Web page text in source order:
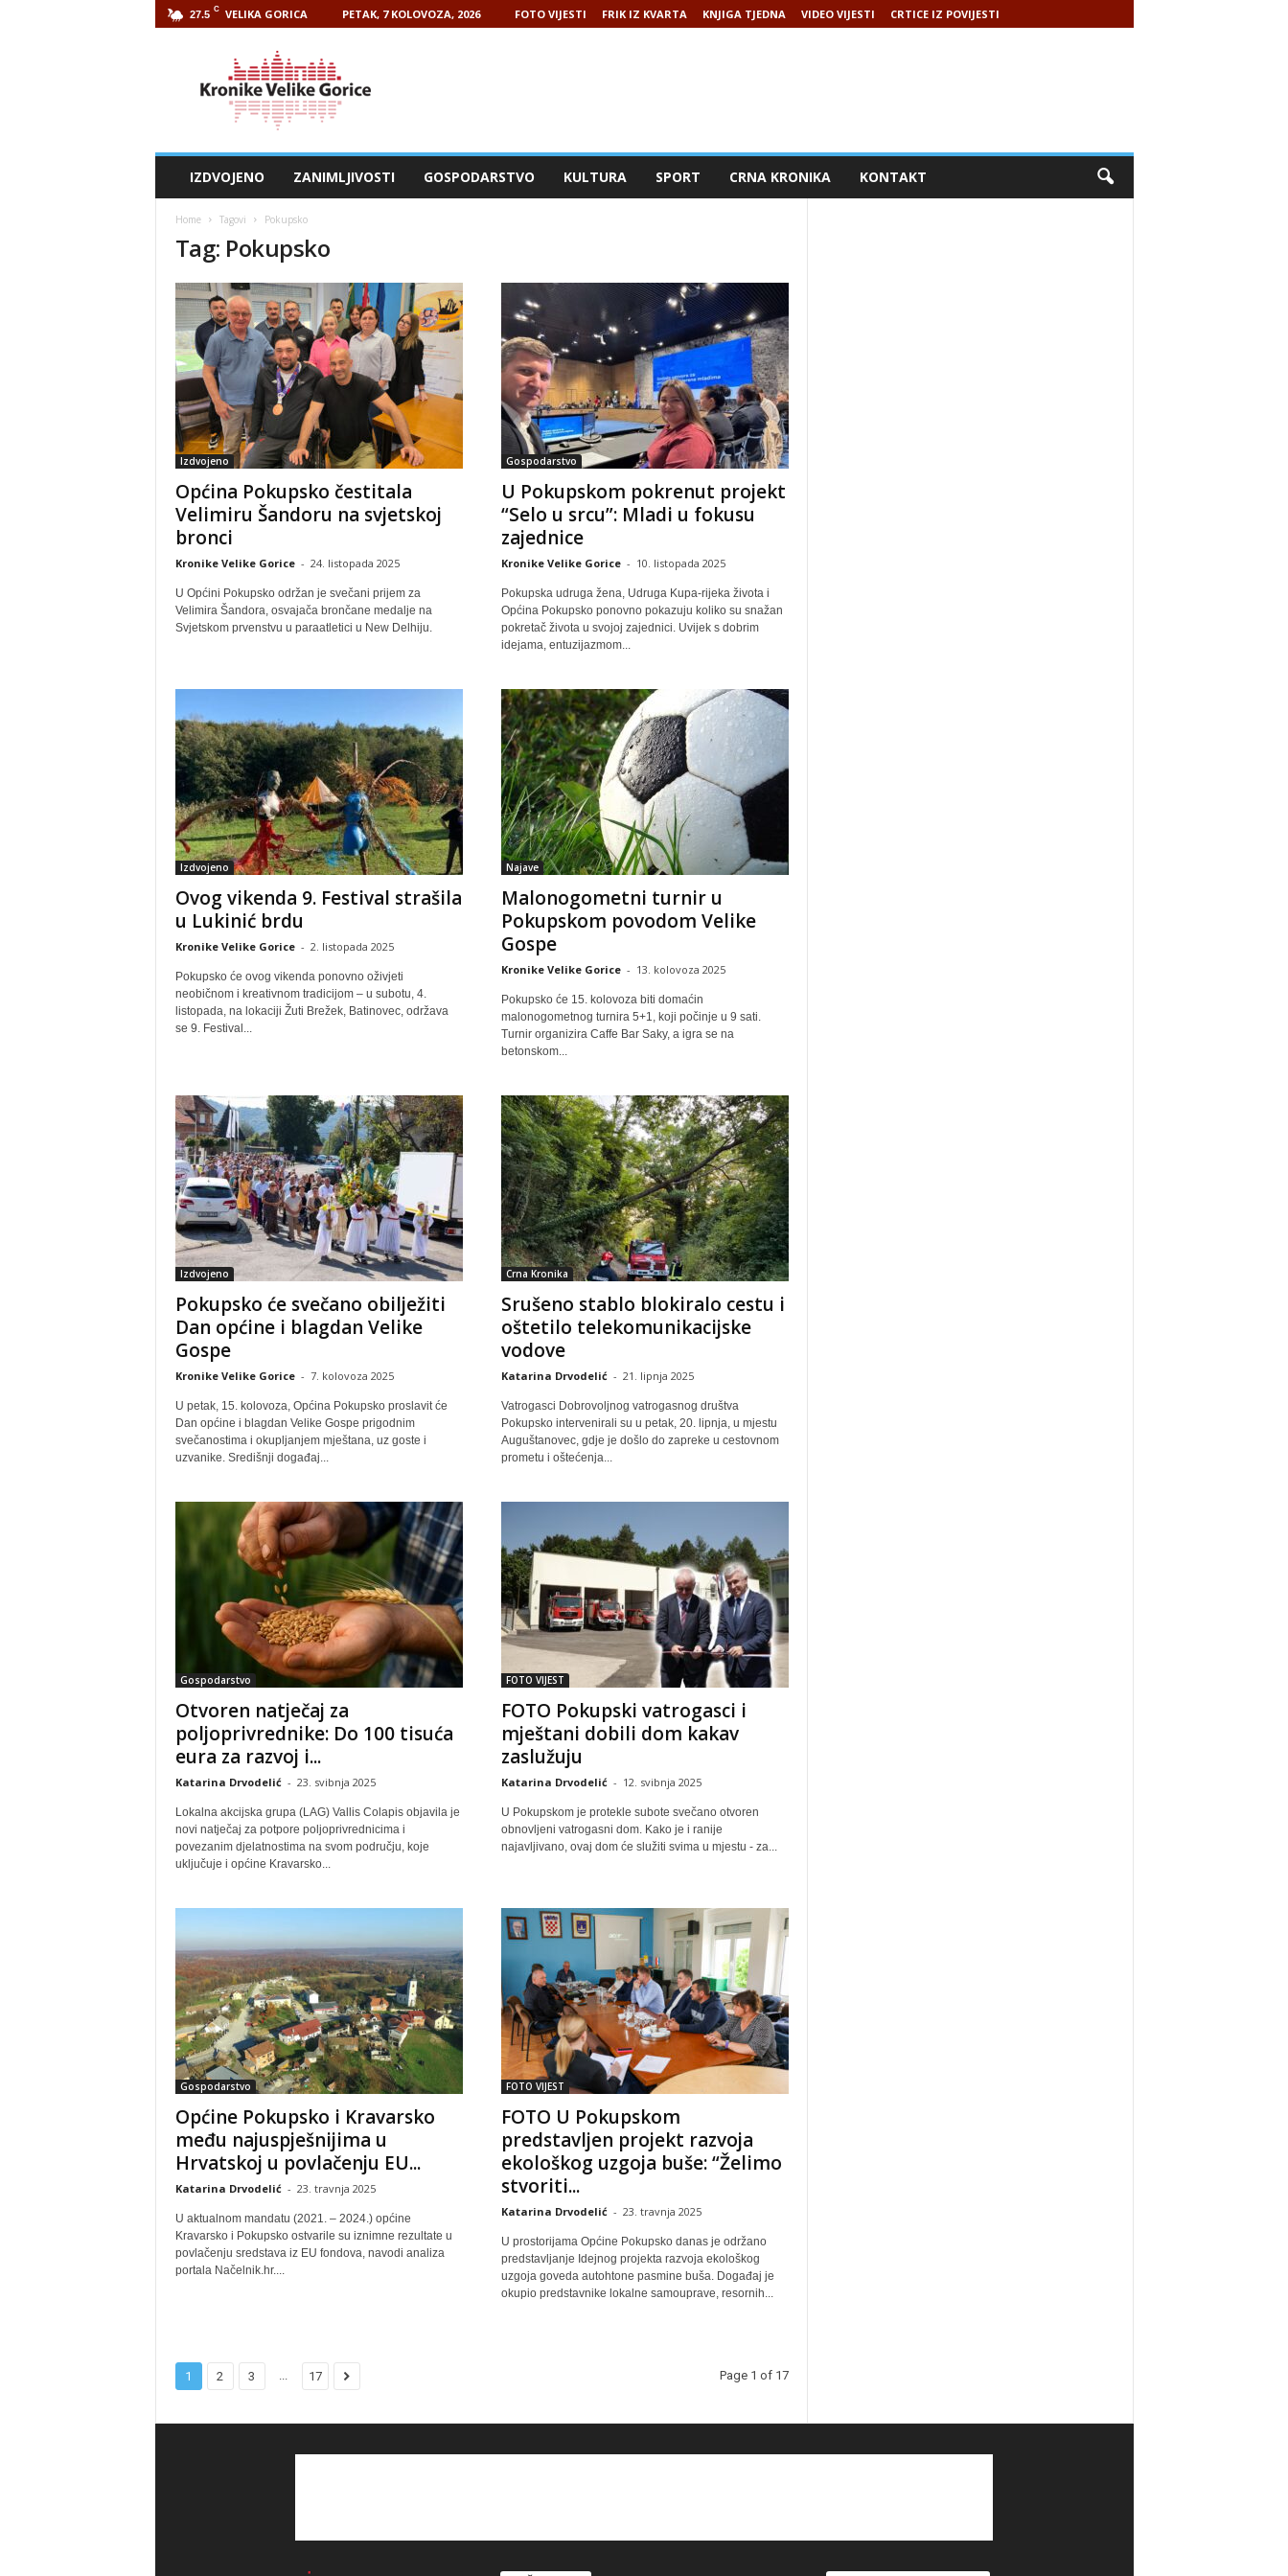
27.5 C VELIKA GORICA PETAK, 7 KOLOVOZA, 2026 FOTO VIJESTI FRIK IZ KVARTA KNJIGA TJEDNA VIDEO VIJESTI CRTICE IZ POVIJESTI
IZDVOJENO ZANIMLJIVOSTI GOSPODARSTVO KULTURA SPORT CRNA KRONIKA KONTAKT
Home Tagovi Pokupsko
Tag: Pokupsko
Izdvojeno
Općina Pokupsko čestitala
Velimiru Šandoru na svjetskoj
bronci
Kronike Velike Gorice - 24. listopada 2025
U Općini Pokupsko održan je svečani prijem za
Velimira Šandora, osvajača brončane medalje na
Svjetskom prvenstvu u paraatletici u New Delhiju.
Gospodarstvo
U Pokupskom pokrenut projekt
“Selo u srcu”: Mladi u fokusu
zajednice
Kronike Velike Gorice - 10. listopada 2025
Pokupska udruga žena, Udruga Kupa-rijeka života i
Općina Pokupsko ponovno pokazuju koliko su snažan
pokretač života u svojoj zajednici. Uvijek s dobrim
idejama, entuzijazmom...
Izdvojeno
Ovog vikenda 9. Festival strašila
u Lukinić brdu
Kronike Velike Gorice - 2. listopada 2025
Pokupsko će ovog vikenda ponovno oživjeti
neobičnom i kreativnom tradicijom – u subotu, 4.
listopada, na lokaciji Žuti Brežek, Batinovec, održava
se 9. Festival...
Najave
Malonogometni turnir u
Pokupskom povodom Velike
Gospe
Kronike Velike Gorice - 13. kolovoza 2025
Pokupsko će 15. kolovoza biti domaćin
malonogometnog turnira 5+1, koji počinje u 9 sati.
Turnir organizira Caffe Bar Saky, a igra se na
betonskom...
Izdvojeno
Pokupsko će svečano obilježiti
Dan općine i blagdan Velike
Gospe
Kronike Velike Gorice - 7. kolovoza 2025
U petak, 15. kolovoza, Općina Pokupsko proslavit će
Dan općine i blagdan Velike Gospe prigodnim
svečanostima i okupljanjem mještana, uz goste i
uzvanike. Središnji događaj...
Crna Kronika
Srušeno stablo blokiralo cestu i
oštetilo telekomunikacijske
vodove
Katarina Drvodelić - 21. lipnja 2025
Vatrogasci Dobrovoljnog vatrogasnog društva
Pokupsko intervenirali su u petak, 20. lipnja, u mjestu
Auguštanovec, gdje je došlo do zapreke u cestovnom
prometu i oštećenja...
Gospodarstvo
Otvoren natječaj za
poljoprivrednike: Do 100 tisuća
eura za razvoj i...
Katarina Drvodelić - 23. svibnja 2025
Lokalna akcijska grupa (LAG) Vallis Colapis objavila je
novi natječaj za potpore poljoprivrednicima i
povezanim djelatnostima na svom području, koje
uključuje i općine Kravarsko...
FOTO VIJEST
FOTO Pokupski vatrogasci i
mještani dobili dom kakav
zaslužuju
Katarina Drvodelić - 12. svibnja 2025
U Pokupskom je protekle subote svečano otvoren
obnovljeni vatrogasni dom. Kako je i ranije
najavljivano, ovaj dom će služiti svima u mjestu - za...
Gospodarstvo
Općine Pokupsko i Kravarsko
među najuspješnijima u
Hrvatskoj u povlačenju EU...
Katarina Drvodelić - 23. travnja 2025
U aktualnom mandatu (2021. – 2024.) općine
Kravarsko i Pokupsko ostvarile su iznimne rezultate u
povlačenju sredstava iz EU fondova, navodi analiza
portala Načelnik.hr....
FOTO VIJEST
FOTO U Pokupskom
predstavljen projekt razvoja
ekološkog uzgoja buše: “Želimo
stvoriti...
Katarina Drvodelić - 23. travnja 2025
U prostorijama Općine Pokupsko danas je održano
predstavljanje Idejnog projekta razvoja ekološkog
uzgoja goveda autohtone pasmine buša. Događaj je
okupio predstavnike lokalne samouprave, resornih...
1 2 3 ... 17 Page 1 of 17